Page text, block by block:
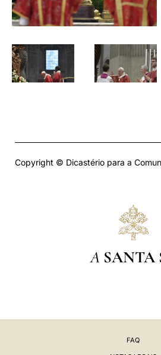
Copyright © Dicastério para a
A SANTA
FAQ